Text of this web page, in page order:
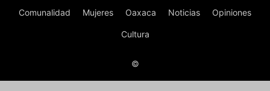
Comunalidad Mujeres Oaxaca Noticias Opiniones
Cultura
©